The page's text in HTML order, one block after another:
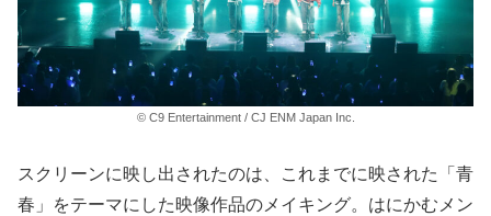
© C9 Entertainment / CJ ENM Japan Inc.
スクリーンに映し出されたのは、これまでに映された「青
春」をテーマにした映像作品のメイキング。はにかむメン